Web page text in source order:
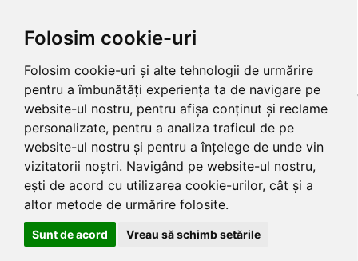
Folosim cookie-uri
Folosim cookie-uri și alte tehnologii de urmărire
pentru a îmbunătăți experiența ta de navigare pe
website-ul nostru, pentru afișa conținut și reclame
personalizate, pentru a analiza traficul de pe
website-ul nostru și pentru a înțelege de unde vin
vizitatorii noștri. Navigând pe website-ul nostru,
ești de acord cu utilizarea cookie-urilor, cât și a
altor metode de urmărire folosite.
Sunt de acord Vreau să schimb setările